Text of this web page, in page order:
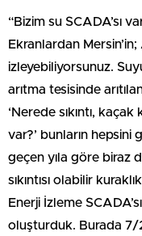
“Bizim su SCADA’sı
Ekranlardan
izleyebiliyorsunuz.
arıtma tesisinde
‘Nerede sıkıntı,
var?’ bunların
geçen yıla göre biraz
sıkıntısı olabilir
Enerji İzleme
oluşturduk. Burada 7/